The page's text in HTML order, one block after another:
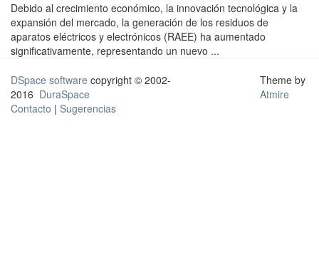
Debido al crecimiento económico, la innovación tecnológica y la
expansión del mercado, la generación de los residuos de
aparatos eléctricos y electrónicos (RAEE) ha aumentado
significativamente, representando un nuevo ...
DSpace software copyright © 2002-
2016 DuraSpace
Contacto | Sugerencias
Theme by
Atmire